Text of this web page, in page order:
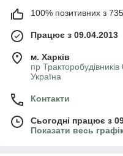
100% позитивних з 735
Працює з 09.04.2013
м. Харків
пр
Україна
Контакти
Сьогодні працює з
Показати весь